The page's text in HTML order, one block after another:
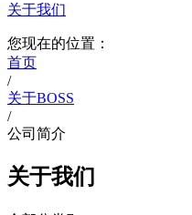
关于我们
您现在的位置：
首页
/
关于BOSS
/
公司简介
关于我们